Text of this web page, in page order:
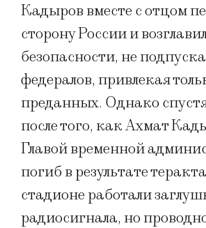
Кадыров вместе с отцом
сторону России и
безопасности, не
федералов, привлекая
преданных. Однако
после того, как Ахмат
Главой временной
погиб в результате
стадионе работали
радиосигнала, но